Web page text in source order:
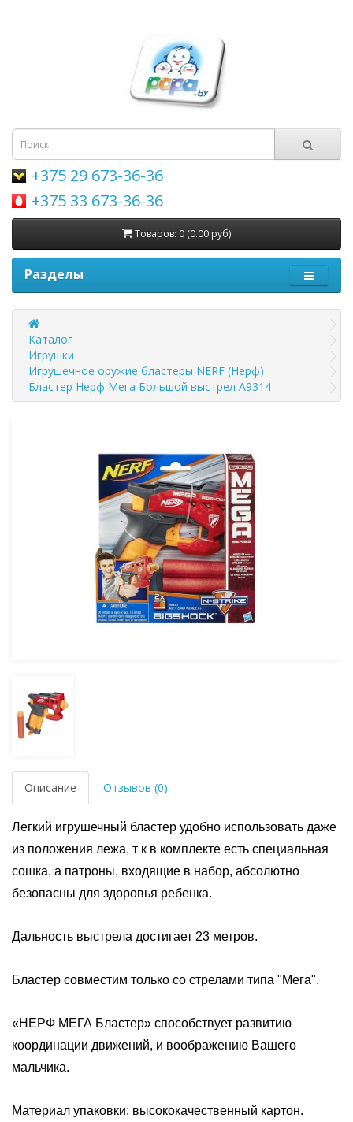
+375 29 673-36-36
+375 33 673-36-36
Товаров: 0 (0.00 руб)
Разделы
Каталог
Игрушки
Игрушечное оружие бластеры NERF (Нерф)
Бластер Нерф Мега Большой выстрел A9314
Описание Отзывов (0)
Легкий игрушечный бластер удобно использовать даже
из положения лежа, т к в комплекте есть специальная
сошка, а патроны, входящие в набор, абсолютно
безопасны для здоровья ребенка.
Дальность выстрела достигает 23 метров.
Бластер совместим только со стрелами типа "Мега".
«НЕРФ МЕГА Бластер» способствует развитию
координации движений, и воображению Вашего
мальчика.
Материал упаковки: высококачественный картон.